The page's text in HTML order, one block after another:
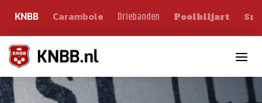
KNBB Carambole Driebanden Poolbiljart